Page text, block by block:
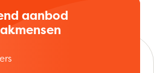
aanbod